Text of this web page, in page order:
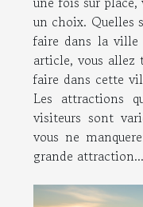
un choix. Quelles
faire dans la ville
article, vous allez
faire dans cette
Les attractions
visiteurs sont
vous ne
grande attraction...